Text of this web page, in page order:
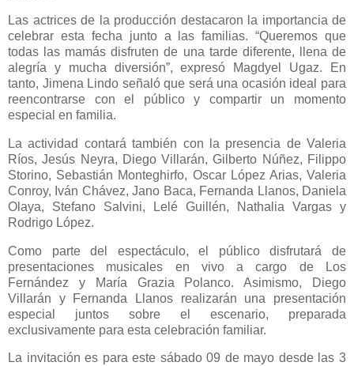
Las actrices de la producción destacaron la importancia de
celebrar esta fecha junto a las familias. “Queremos que
todas las mamás disfruten de una tarde diferente, llena de
alegría y mucha diversión”, expresó Magdyel Ugaz. En
tanto, Jimena Lindo señaló que será una ocasión ideal para
reencontrarse con el público y compartir un momento
especial en familia.
La actividad contará también con la presencia de Valeria
Ríos, Jesús Neyra, Diego Villarán, Gilberto Núñez, Filippo
Storino, Sebastián Monteghirfo, Oscar López Arias, Valeria
Conroy, Iván Chávez, Jano Baca, Fernanda Llanos, Daniela
Olaya, Stefano Salvini, Lelé Guillén, Nathalia Vargas y
Rodrigo López.
Como parte del espectáculo, el público disfrutará de
presentaciones musicales en vivo a cargo de Los
Fernández y María Grazia Polanco. Asimismo, Diego
Villarán y Fernanda Llanos realizarán una presentación
especial juntos sobre el escenario, preparada
exclusivamente para esta celebración familiar.
La invitación es para este sábado 09 de mayo desde las 3